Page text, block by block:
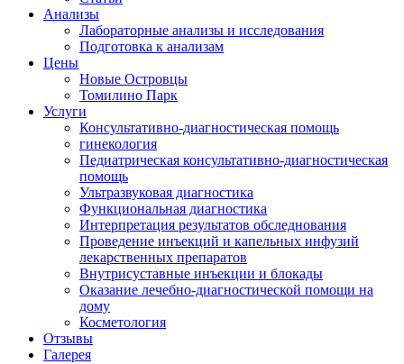
Анализы
Лабораторные анализы и исследования
Подготовка к анализам
Цены
Новые Островцы
Томилино Парк
Услуги
Консультативно-диагностическая помощь
гинекология
Педиатрическая консультативно-диагностическая
помощь
Ультразвуковая диагностика
Функциональная диагностика
Интерпретация результатов обследнования
Проведение инъекций и капельных инфузий
лекарственных препаратов
Внутрисуставные инъекции и блокады
Оказание лечебно-диагностической помощи на
дому
Косметология
Отзывы
Галерея